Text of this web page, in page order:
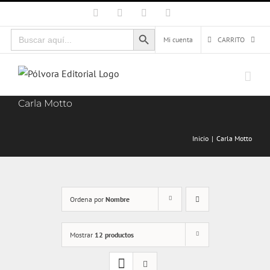
al
contenido
Facebook Instagram
Buscar:
Botón de búsqueda
Mi cuenta
CARRITO
Carla Motto
Inicio Carla Motto
Ordena por Nombre
Mostrar 12 productos